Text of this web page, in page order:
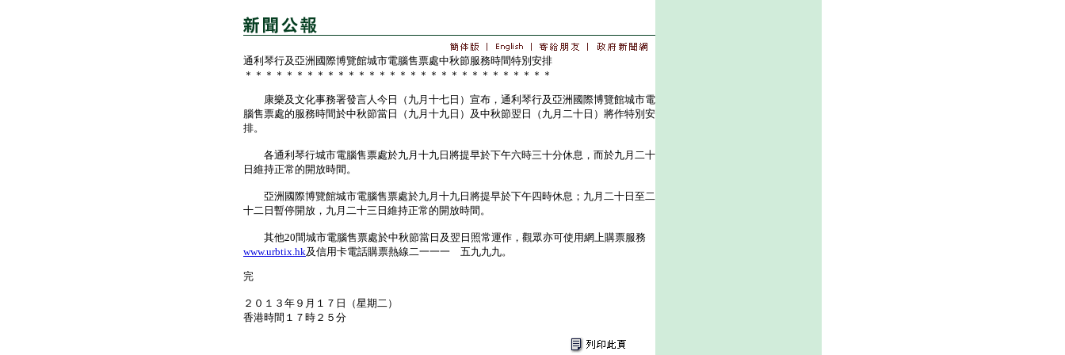
通利琴行及亞洲國際博覽館城市電腦售票處中秋節服務時間特別安排
＊＊＊＊＊＊＊＊＊＊＊＊＊＊＊＊＊＊＊＊＊＊＊＊＊＊＊＊＊＊
康樂及文化事務署發言人今日（九月十七日）宣布，通利琴行及亞洲國際博覽館城市電
腦售票處的服務時間於中秋節當日（九月十九日）及中秋節翌日（九月二十日）將作特別安
排。
各通利琴行城市電腦售票處於九月十九日將提早於下午六時三十分休息，而於九月二十
日維持正常的開放時間。
亞洲國際博覽館城市電腦售票處於九月十九日將提早於下午四時休息；九月二十日至二
十二日暫停開放，九月二十三日維持正常的開放時間。
其他20間城市電腦售票處於中秋節當日及翌日照常運作，觀眾亦可使用網上購票服務
www.urbtix.hk及信用卡電話購票熱線二一一一 五九九九。
完
２０１３年９月１７日（星期二）
香港時間１７時２５分